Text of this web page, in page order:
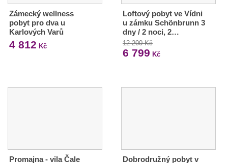
Zámecký wellness
pobyt pro dva u
Karlových Varů
4 812 Kč
Loftový pobyt ve Vídni
u zámku Schönbrunn 3
dny / 2 noci, 2…
12 200 Kč
6 799 Kč
Promajna - vila Čale
Dobrodružný pobyt v